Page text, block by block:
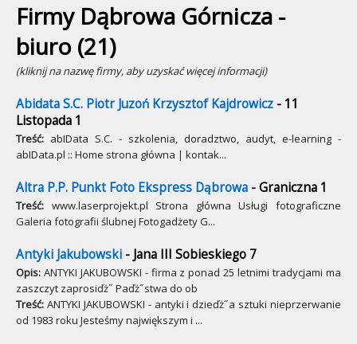
Firmy Dąbrowa Górnicza -
biuro (21)
(kliknij na nazwę firmy, aby uzyskać więcej informacji)
Abidata S.C. Piotr Juzoń Krzysztof Kajdrowicz - 11
Listopada 1
Treść: abIData S.C. - szkolenia, doradztwo, audyt, e-learning -
abIData.pl :: Home strona główna | kontak...
Altra P.P. Punkt Foto Ekspress Dąbrowa - Graniczna 1
Treść: www.laserprojekt.pl Strona główna Usługi fotograficzne
Galeria fotografii ślubnej Fotogadżety G...
Antyki Jakubowski - Jana III Sobieskiego 7
Opis: ANTYKI JAKUBOWSKI - firma z ponad 25 letnimi tradycjami ma
zaszczyt zaprosiďż˝ Paďż˝stwa do ob
Treść: ANTYKI JAKUBOWSKI - antyki i dzieďż˝a sztuki nieprzerwanie
od 1983 roku Jesteśmy największym i ...